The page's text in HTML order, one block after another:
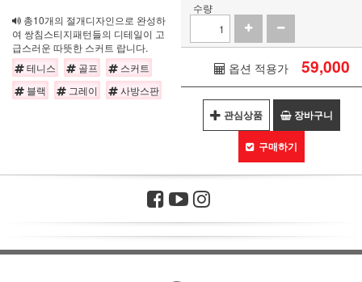
총10개의 절개디자인으로 완성하
여 쌍침스티지패턴들의 디테일이 고
급스러운 따뜻한 스커트 랍니다.
테니스
골프
스커트
블랙
그레이 사방스판
수량
옵션 적용가 59,000
관심상품 장바구니
구매하기